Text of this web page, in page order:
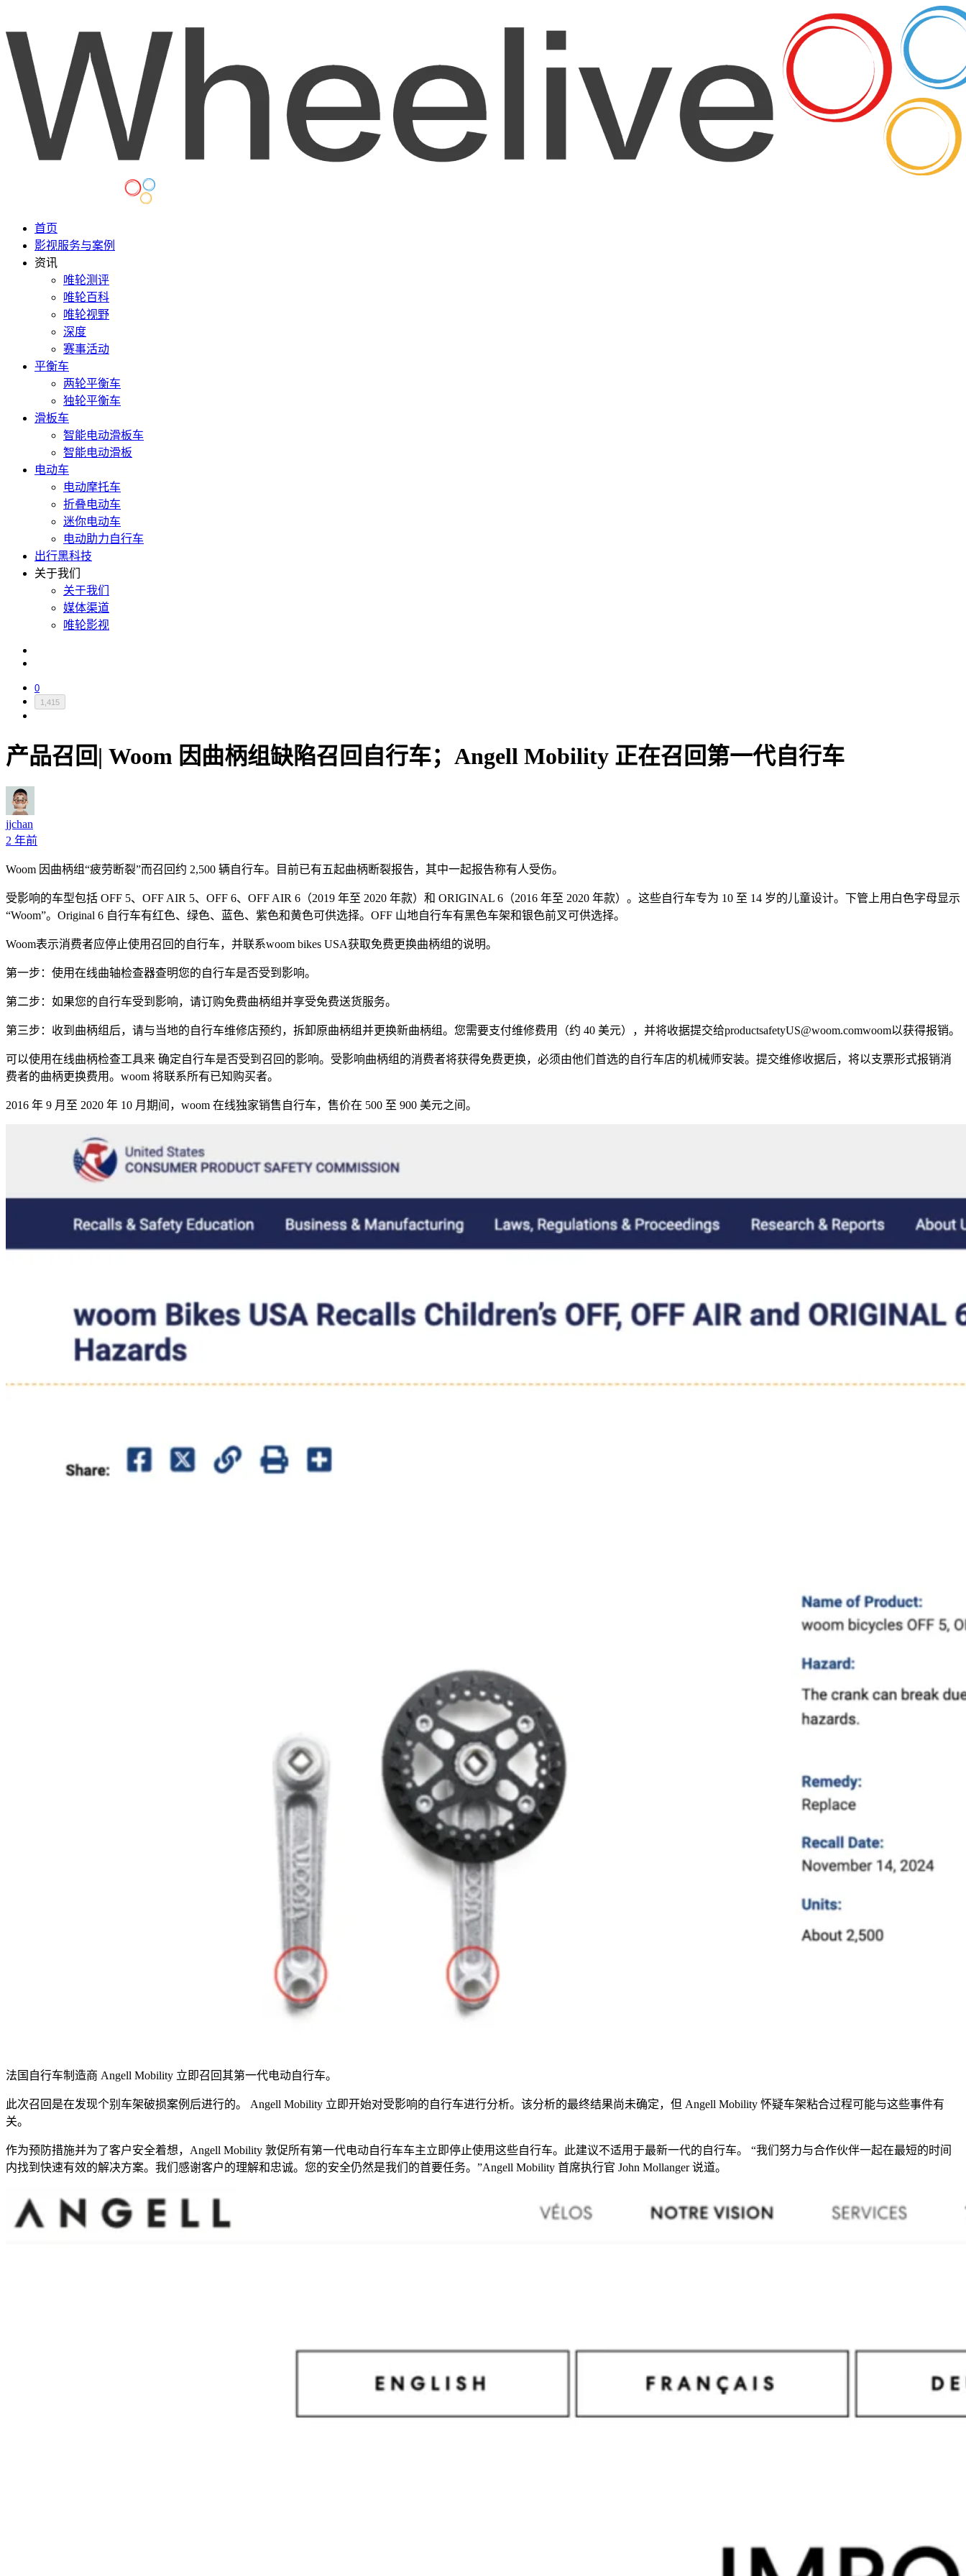
首页
影视服务与案例
资讯
唯轮测评
唯轮百科
唯轮视野
深度
赛事活动
平衡车
两轮平衡车
独轮平衡车
滑板车
智能电动滑板车
智能电动滑板
电动车
电动摩托车
折叠电动车
迷你电动车
电动助力自行车
出行黑科技
关于我们
关于我们
媒体渠道
唯轮影视
0
1,415
产品召回| Woom 因曲柄组缺陷召回自行车；Angell Mobility 正在召回第一代自行车
jjchan
2 年前
Woom 因曲柄组“疲劳断裂”而召回约 2,500 辆自行车。目前已有五起曲柄断裂报告，其中一起报告称有人受伤。
受影响的车型包括 OFF 5、OFF AIR 5、OFF 6、OFF AIR 6（2019 年至 2020 年款）和 ORIGINAL 6（2016 年至 2020 年款）。这些自行车专为 10 至 14 岁的儿童设计。下管上用白色字母显示
“Woom”。Original 6 自行车有红色、绿色、蓝色、紫色和黄色可供选择。OFF 山地自行车有黑色车架和银色前叉可供选择。
Woom表示消费者应停止使用召回的自行车，并联系woom bikes USA获取免费更换曲柄组的说明。
第一步：使用在线曲轴检查器查明您的自行车是否受到影响。
第二步：如果您的自行车受到影响，请订购免费曲柄组并享受免费送货服务。
第三步：收到曲柄组后，请与当地的自行车维修店预约，拆卸原曲柄组并更换新曲柄组。您需要支付维修费用（约 40 美元），并将收据提交给productsafetyUS@woom.comwoom以获得报销。
可以使用在线曲柄检查工具来 确定自行车是否受到召回的影响。受影响曲柄组的消费者将获得免费更换，必须由他们首选的自行车店的机械师安装。提交维修收据后，将以支票形式报销消
费者的曲柄更换费用。woom 将联系所有已知购买者。
2016 年 9 月至 2020 年 10 月期间，woom 在线独家销售自行车，售价在 500 至 900 美元之间。
法国自行车制造商 Angell Mobility 立即召回其第一代电动自行车。
此次召回是在发现个别车架破损案例后进行的。 Angell Mobility 立即开始对受影响的自行车进行分析。该分析的最终结果尚未确定，但 Angell Mobility 怀疑车架粘合过程可能与这些事件有
关。
作为预防措施并为了客户安全着想， Angell Mobility 敦促所有第一代电动自行车车主立即停止使用这些自行车。此建议不适用于最新一代的自行车。 “我们努力与合作伙伴一起在最短的时间
内找到快速有效的解决方案。我们感谢客户的理解和忠诚。您的安全仍然是我们的首要任务。”Angell Mobility 首席执行官 John Mollanger说道。